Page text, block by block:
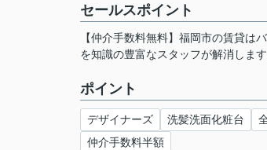
セールスポイント
【仲介手数料無料】福岡市の賃貸は
を知識の豊富なスタッフが解消しま
ポイント
デザイナーズ 洗髪洗面化粧台
仲介手数料半額